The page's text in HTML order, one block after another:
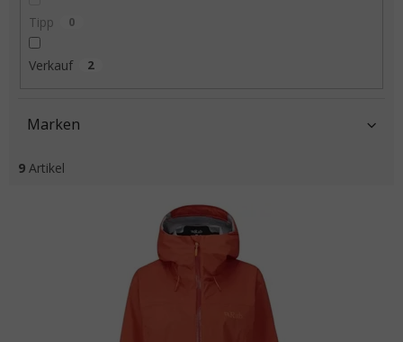
Tipp 0
Verkauf 2
Marken
9 Artikel
Liste der Produkte